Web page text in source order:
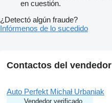
en cuestión.
¿Detectó algún fraude?
Infórmenos de lo sucedido
Contactos del vendedor
Auto Perfekt Michał Urbaniak
Vendedor verificado